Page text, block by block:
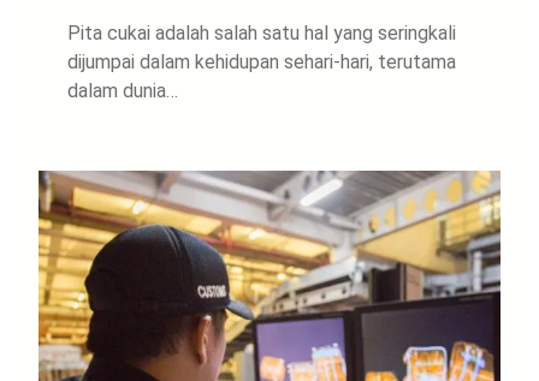
Pita cukai adalah salah satu hal yang seringkali
dijumpai dalam kehidupan sehari-hari, terutama
dalam dunia…